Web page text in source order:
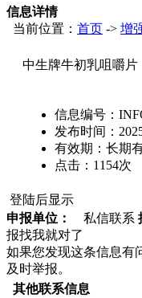
信息详情
当前位置： 首页 -> 增
中生牌牛初乳咀嚼片
信息编号：
发布时间：
有效期： 长期
点击： 1154次
登陆后显示
申报单位：
私信联系
报找我就对了
如果您发现这条信息有
及时举报。
其他联系信息